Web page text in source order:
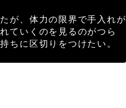
が、体力の限界で手入れが
ていくのを見るのがつら
ちに区切りをつけたい。